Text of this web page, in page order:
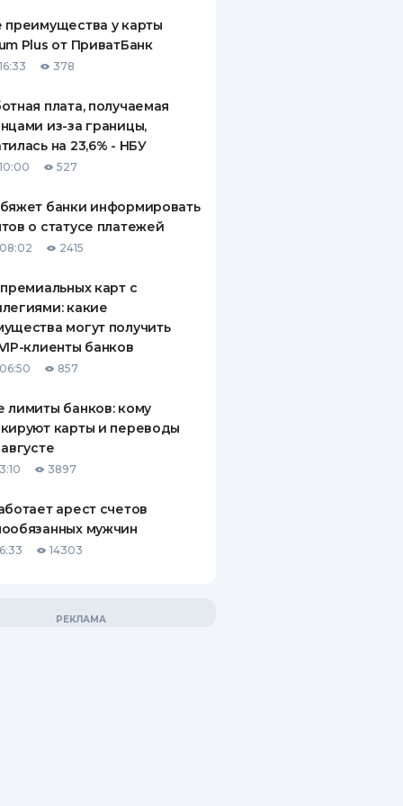
преимущества у карты
Plus от ПриватБанк
378
плата, получаемая
из-за границы,
на 23,6% - НБУ
527
банки информировать
о статусе платежей
2415
карт с
какие
могут получить
клиенты банков
857
лимиты банков: кому
карты и переводы
3897
арест счетов
мужчин
14303